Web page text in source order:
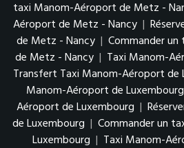
taxi Manom-Aéroport de Metz -
Aéroport de Metz - Nancy |
de Metz - Nancy | Commander
de Metz - Nancy | Taxi Manom-
Transfert Taxi Manom-Aéroport de
Manom-Aéroport de Luxembourg
Aéroport de Luxembourg |
de Luxembourg | Commander un
Luxembourg | Taxi Manom-